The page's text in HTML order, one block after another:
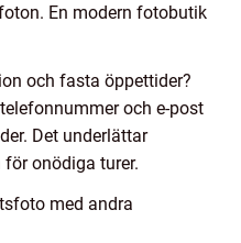
En modern fotobutik
och fasta öppettider?
och e-post
Det underlättar
onödiga turer.
med andra